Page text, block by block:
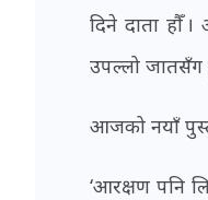
दिने दाता हौँ
उपल्लो जातसँग
आजको नयाँ
‘आरक्षण पनि